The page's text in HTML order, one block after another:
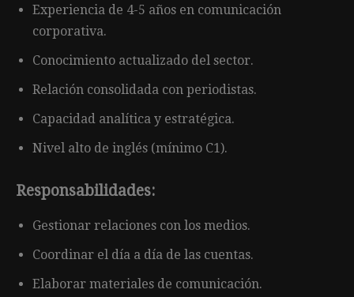
Experiencia de 4-5 años en comunicación
corporativa.
Conocimiento actualizado del sector.
Relación consolidada con periodistas.
Capacidad analítica y estratégica.
Nivel alto de inglés (mínimo C1).
Responsabilidades:
Gestionar relaciones con los medios.
Coordinar el día a día de las cuentas.
Elaborar materiales de comunicación.